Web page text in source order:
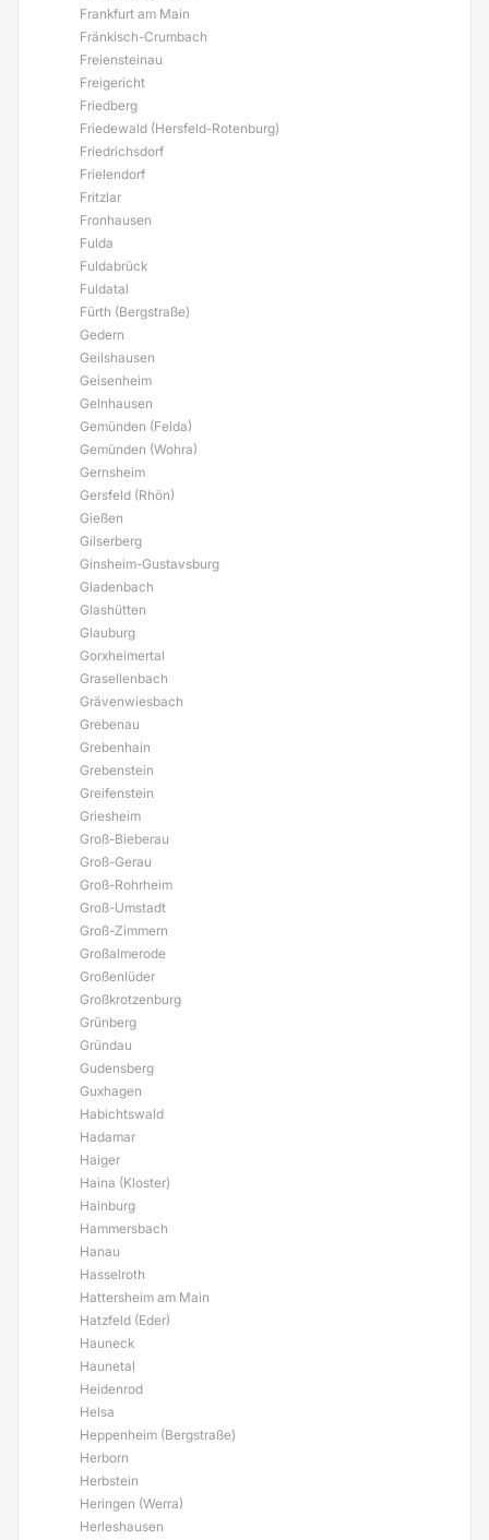
Frankfurt am Main
Fränkisch-Crumbach
Freiensteinau
Freigericht
Friedberg
Friedewald (Hersfeld-Rotenburg)
Friedrichsdorf
Frielendorf
Fritzlar
Fronhausen
Fulda
Fuldabrück
Fuldatal
Fürth (Bergstraße)
Gedern
Geilshausen
Geisenheim
Gelnhausen
Gemünden (Felda)
Gemünden (Wohra)
Gernsheim
Gersfeld (Rhön)
Gießen
Gilserberg
Ginsheim-Gustavsburg
Gladenbach
Glashütten
Glauburg
Gorxheimertal
Grasellenbach
Grävenwiesbach
Grebenau
Grebenhain
Grebenstein
Greifenstein
Griesheim
Groß-Bieberau
Groß-Gerau
Groß-Rohrheim
Groß-Umstadt
Groß-Zimmern
Großalmerode
Großenlüder
Großkrotzenburg
Grünberg
Gründau
Gudensberg
Guxhagen
Habichtswald
Hadamar
Haiger
Haina (Kloster)
Hainburg
Hammersbach
Hanau
Hasselroth
Hattersheim am Main
Hatzfeld (Eder)
Hauneck
Haunetal
Heidenrod
Helsa
Heppenheim (Bergstraße)
Herborn
Herbstein
Heringen (Werra)
Herleshausen